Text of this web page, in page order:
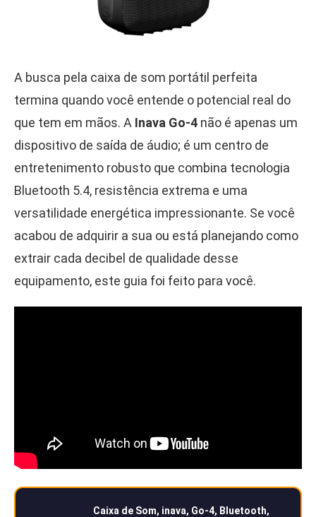
A busca pela caixa de som portátil perfeita
termina quando você entende o potencial real do
que tem em mãos. A Inava Go-4 não é apenas um
dispositivo de saída de áudio; é um centro de
entretenimento robusto que combina tecnologia
Bluetooth 5.4, resistência extrema e uma
versatilidade energética impressionante. Se você
acabou de adquirir a sua ou está planejando como
extrair cada decibel de qualidade desse
equipamento, este guia foi feito para você.
Caixa de Som, inava, Go-4, Bluetooth,